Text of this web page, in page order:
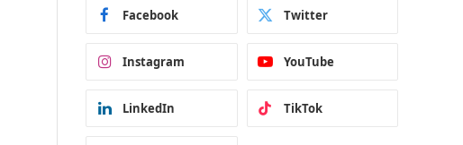
Facebook Twitter
Instagram YouTube
LinkedIn TikTok